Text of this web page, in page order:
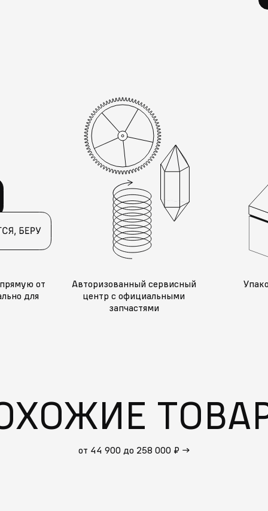
от
для
Авторизованный сервисный
центр с официальными
запчастями
от 44 900 до 258 000 ₽ →